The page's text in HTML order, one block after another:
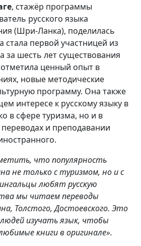
, стажёр программы
русского языка
(Шри-Ланка), поделилась
первой участницей из
за шесть лет существования
ценный опыт в
новые методические
программу. Она также
интересе к русскому языку в
в сфере туризма, но и в
и преподавании
что популярность
не только с туризмом, но и с
любят русскую
мы читаем переводы
Толстого, Достоевского. Это
изучать язык, чтобы
книги в оригинале».